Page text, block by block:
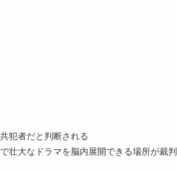
犯者だと判断される
壮大なドラマを脳内展開できる場所が裁判